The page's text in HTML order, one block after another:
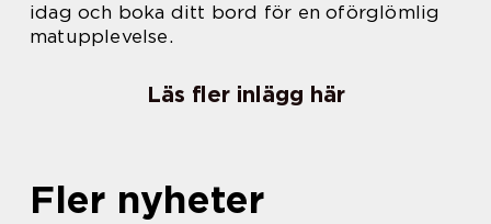
idag och boka ditt bord för en oförglömlig
matupplevelse.
Läs fler inlägg här
Fler nyheter